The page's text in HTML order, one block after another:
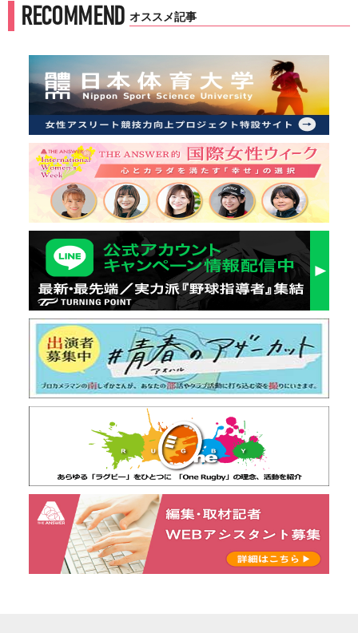
RECOMMEND オススメ記事